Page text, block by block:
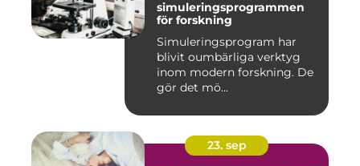
simuleringsprogrammen
för forskning
Simuleringsprogram har
blivit oumbärliga verktyg
inom modern forskning. De
gör det mö...
23. sep